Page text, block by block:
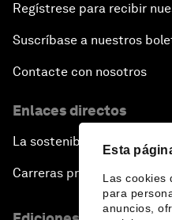
Esta
Las cookies
para
anuncios,
Regístrese para recibir
Suscríbase a nuestros
Contacte con nosotros
Enlaces directos
La sostenibilidad en el Foro
Carreras profesionales